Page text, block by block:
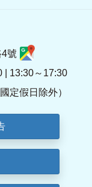
號
| 13:30～17:30
定假日除外）